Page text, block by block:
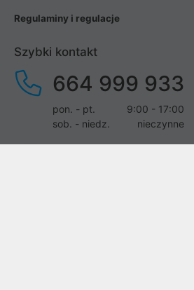
Regulaminy i regulacje
Szybki kontakt
664 999 933
pon. - pt.
9:00 - 17:00
sob. - niedz.
nieczynne